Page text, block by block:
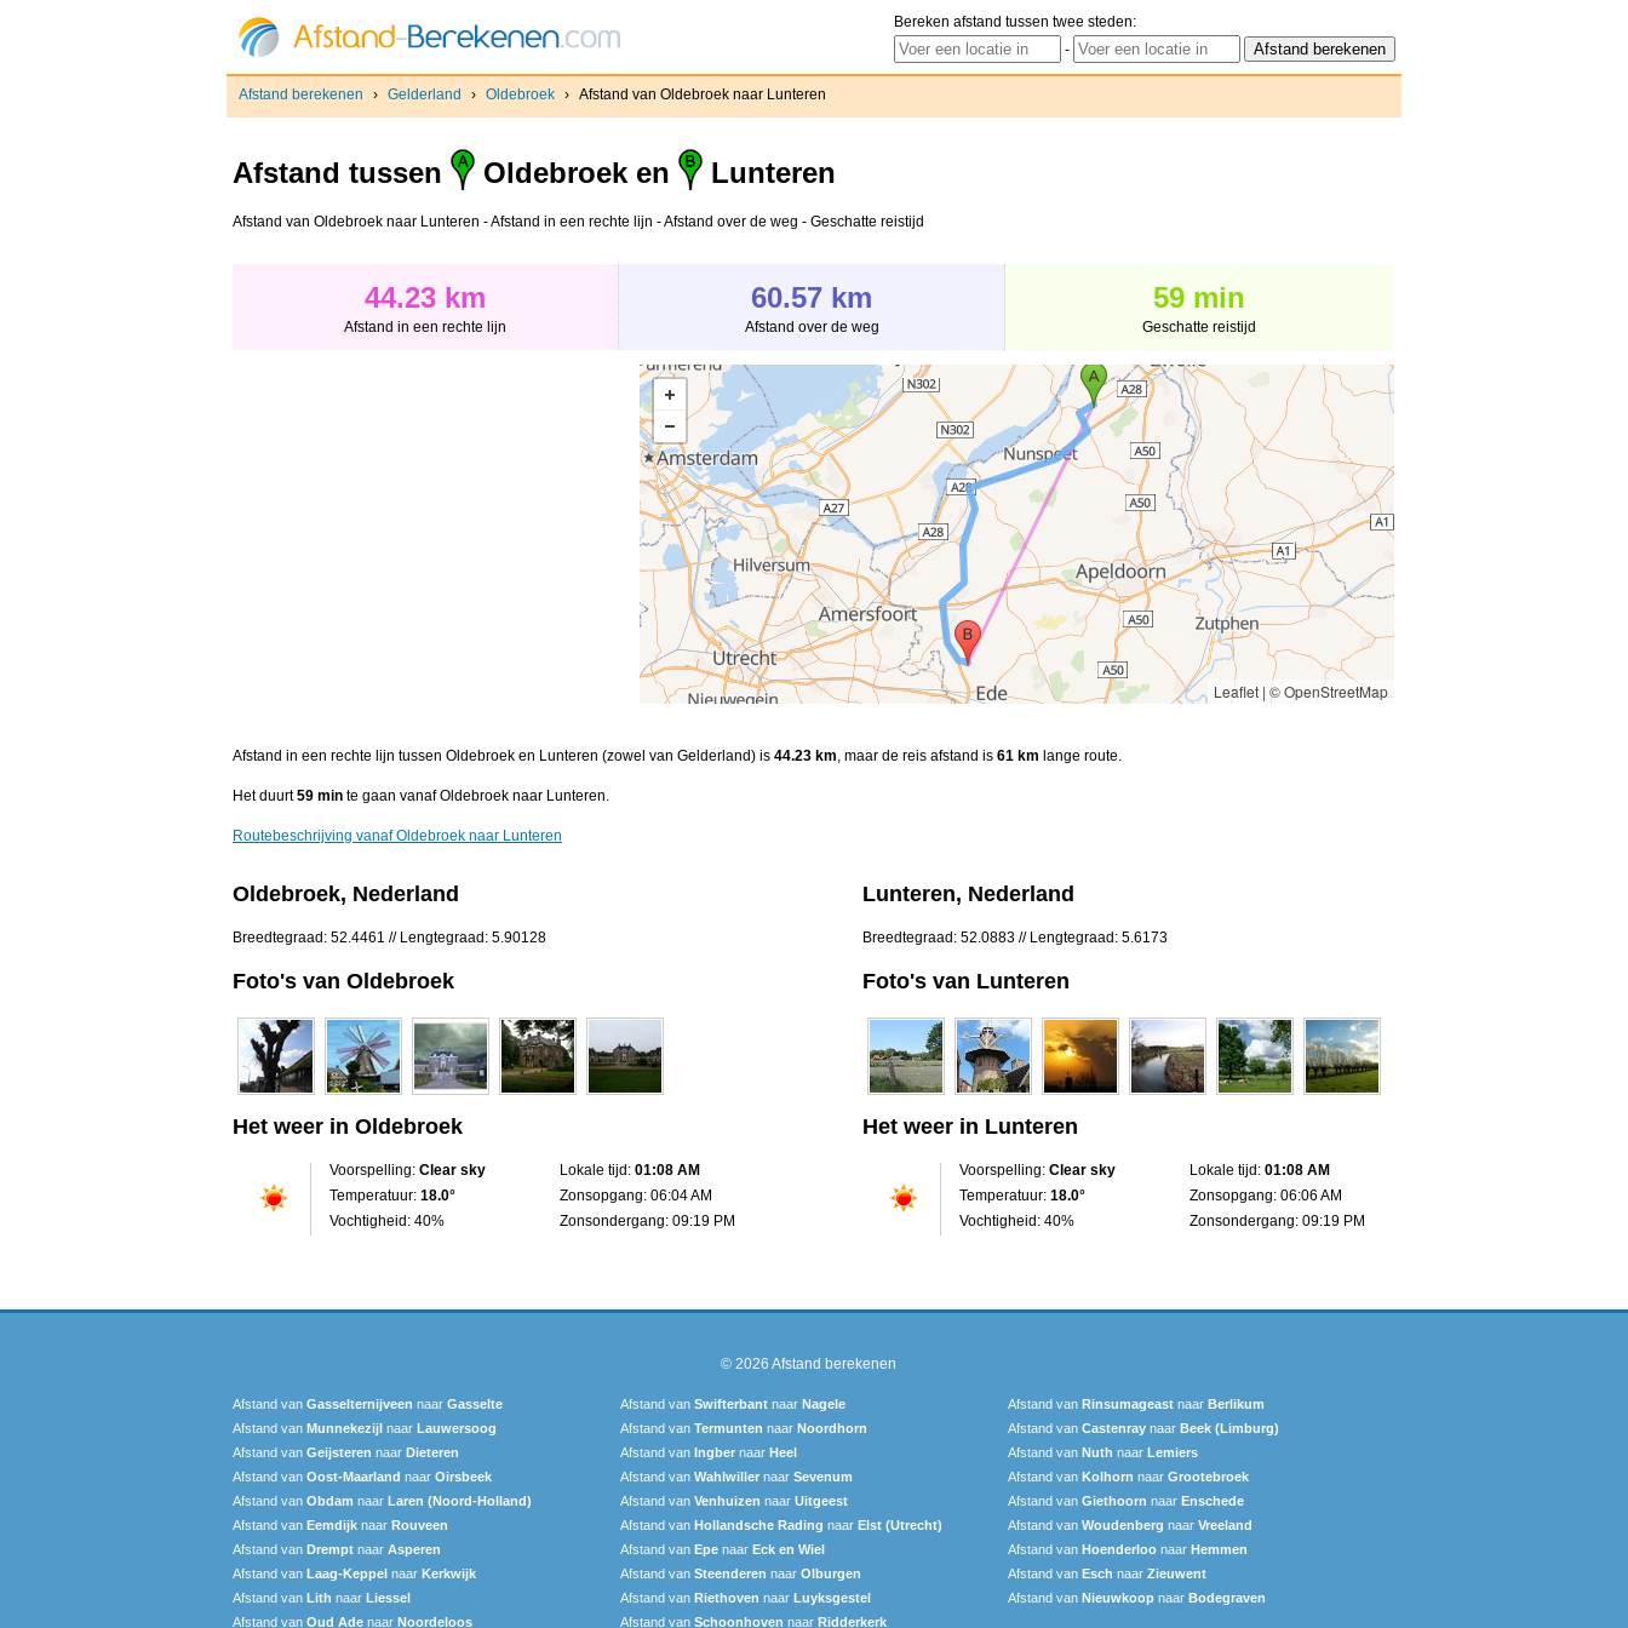
Bereken afstand tussen twee steden:
-
Afstand berekenen › Gelderland › Oldebroek › Afstand van Oldebroek naar Lunteren
Afstand tussen Oldebroek en Lunteren
Afstand van Oldebroek naar Lunteren - Afstand in een rechte lijn - Afstand over de weg - Geschatte reistijd
44.23 km
Afstand in een rechte lijn
60.57 km
Afstand over de weg
59 min
Geschatte reistijd
Leaflet | © OpenStreetMap
Afstand in een rechte lijn tussen Oldebroek en Lunteren (zowel van Gelderland) is 44.23 km, maar de reis afstand is 61 km lange route.
Het duurt59 min te gaan vanaf Oldebroek naar Lunteren.
Routebeschrijving vanaf Oldebroek naar Lunteren
Oldebroek, Nederland
Breedtegraad: 52.4461 // Lengtegraad: 5.90128
Foto's van Oldebroek
Het weer in Oldebroek
Voorspelling: Clear sky
Temperatuur: 18.0°
Vochtigheid: 40%
Lokale tijd: 01:08 AM
Zonsopgang: 06:04 AM
Zonsondergang: 09:19 PM
Lunteren, Nederland
Breedtegraad: 52.0883 // Lengtegraad: 5.6173
Foto's van Lunteren
Het weer in Lunteren
Voorspelling: Clear sky
Temperatuur: 18.0°
Vochtigheid: 40%
Lokale tijd: 01:08 AM
Zonsopgang: 06:06 AM
Zonsondergang: 09:19 PM
© 2026 Afstand berekenen
Afstand van Gasselternijveen naar Gasselte Afstand van Swifterbant naar Nagele Afstand van Rinsumageast naar Berlikum
Afstand van Munnekezijl naar Lauwersoog Afstand van Termunten naar Noordhorn Afstand van Castenray naar Beek (Limburg)
Afstand van Geijsteren naar Dieteren Afstand van Ingber naar Heel Afstand van Nuth naar Lemiers
Afstand van Oost-Maarland naar Oirsbeek Afstand van Wahlwiller naar Sevenum Afstand van Kolhorn naar Grootebroek
Afstand van Obdam naar Laren (Noord-Holland) Afstand van Venhuizen naar Uitgeest Afstand van Giethoorn naar Enschede
Afstand van Eemdijk naar Rouveen Afstand van Hollandsche Rading naar Elst (Utrecht) Afstand van Woudenberg naar Vreeland
Afstand van Drempt naar Asperen Afstand van Epe naar Eck en Wiel Afstand van Hoenderloo naar Hemmen
Afstand van Laag-Keppel naar Kerkwijk Afstand van Steenderen naar Olburgen Afstand van Esch naar Zieuwent
Afstand van Lith naar Liessel Afstand van Riethoven naar Luyksgestel Afstand van Nieuwkoop naar Bodegraven
Afstand van Oud Ade naar Noordeloos Afstand van Schoonhoven naar Ridderkerk